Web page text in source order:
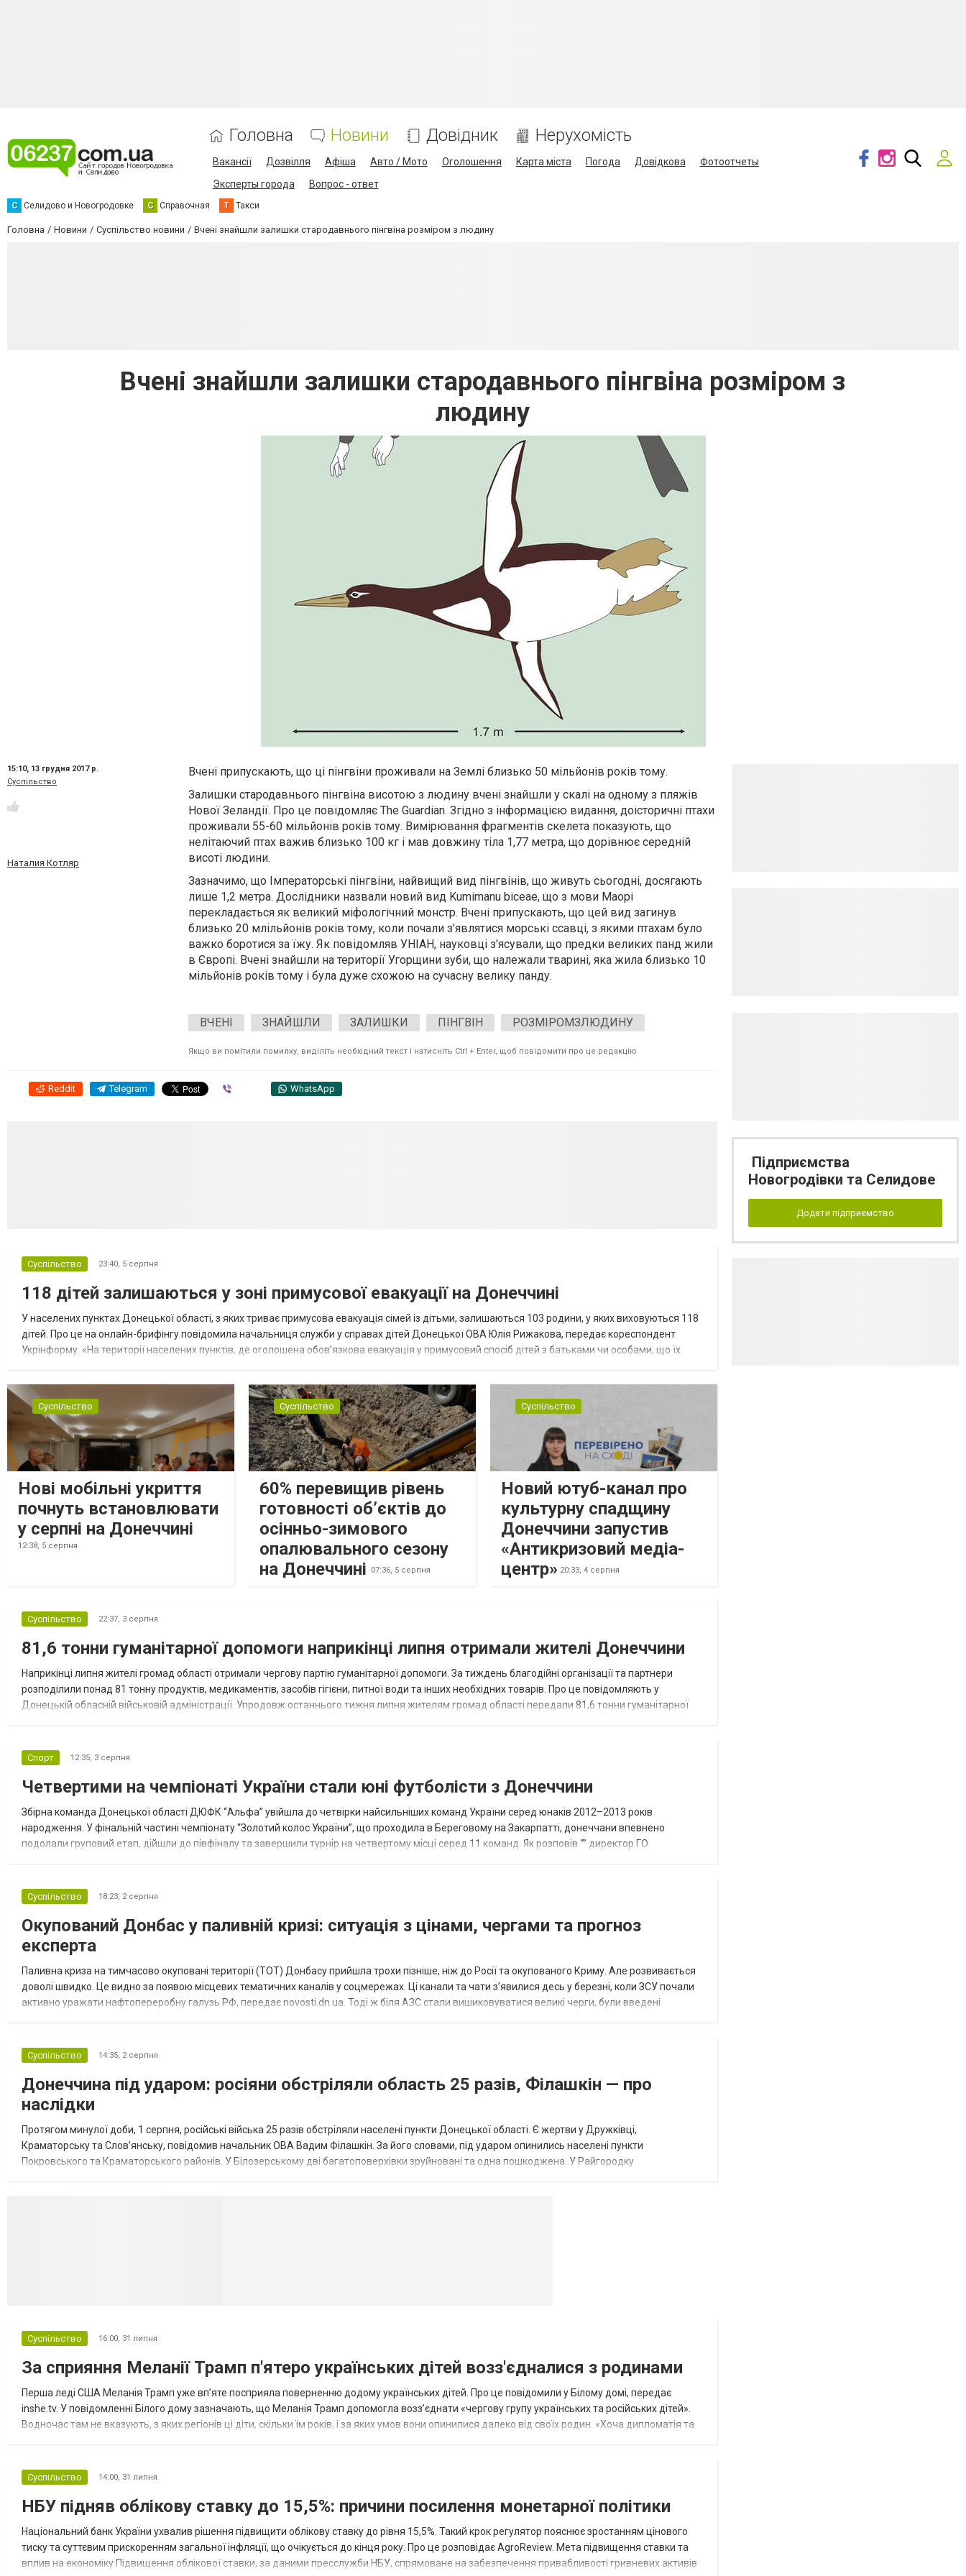
Головна Новини Довідник Нерухомість
Вакансії Дозвілля Афіша Авто / Мото Оголошення Карта міста Погода Довідкова
Фотоотчеты
Эксперты города
Вопрос - ответ
С Селидово и Новогродовке С Справочная Т Такси
Головна Новини Суспільство новини Вчені знайшли залишки стародавнього пінгвіна розміром з людину
Вчені знайшли залишки стародавнього пінгвіна розміром з
людину
15:10, 13 грудня 2017 р.
Суспільство
Наталия Котляр
Вчені припускають, що ці пінгвіни проживали на Землі близько 50 мільйонів років тому.
Залишки стародавнього пінгвіна висотою з людину вчені знайшли у скалі на одному з пляжів
Нової Зеландії. Про це повідомляє The Guardian. Згідно з інформацією видання, доісторичні птахи
проживали 55-60 мільйонів років тому. Вимірювання фрагментів скелета показують, що
нелітаючий птах важив близько 100 кг і мав довжину тіла 1,77 метра, що дорівнює середній
висоті людини.
Зазначимо, що Імператорські пінгвіни, найвищий вид пінгвінів, що живуть сьогодні, досягають
лише 1,2 метра. Дослідники назвали новий вид Kumimanu biceae, що з мови Маорі
перекладається як великий міфологічний монстр. Вчені припускають, що цей вид загинув
близько 20 млільйонів років тому, коли почали з’являтися морські ссавці, з якими птахам було
важко боротися за їжу. Як повідомляв УНІАН, науковці з'ясували, що предки великих панд жили
в Європі. Вчені знайшли на території Угорщини зуби, що належали тварині, яка жила близько 10
мільйонів років тому і була дуже схожою на сучасну велику панду.
ВЧЕНІ ЗНАЙШЛИ ЗАЛИШКИ ПІНГВІН РОЗМІРОМЗЛЮДИНУ
Якщо ви помітили помилку, виділіть необхідний текст і натисніть Ctrl + Enter, щоб повідомити про це редакцію
Reddit Telegram WhatsApp
Суспільство 23:40, 5 серпня
118 дітей залишаються у зоні примусової евакуації на Донеччині
У населених пунктах Донецької області, з яких триває примусова евакуація сімей із дітьми, залишаються 103 родини, у яких виховуються 118
дітей. Про це на онлайн-брифінгу повідомила начальниця служби у справах дітей Донецької ОВА Юлія Рижакова, передає кореспондент
Укрінформу. «На території населених пунктів, де оголошена обов’язкова евакуація у примусовий спосіб дітей з батьками чи особами, що їх
Суспільство
Нові мобільні укриття
почнуть встановлювати
у серпні на Донеччині
12:38, 5 серпня
Суспільство
60% перевищив рівень
готовності об’єктів до
осінньо-зимового
опалювального сезону
на Донеччині
07:36, 5 серпня
Суспільство
Новий ютуб-канал про
культурну спадщину
Донеччини запустив
«Антикризовий медіа-
центр» 20:33, 4 серпня
Суспільство 22:37, 3 серпня
81,6 тонни гуманітарної допомоги наприкінці липня отримали жителі Донеччини
Наприкінці липня жителі громад області отримали чергову партію гуманітарної допомоги. За тиждень благодійні організації та партнери
розподілили понад 81 тонну продуктів, медикаментів, засобів гігієни, питної води та інших необхідних товарів. Про це повідомляють у
Донецькій обласній військовій адміністрації. Упродовж останнього тижня липня жителям громад області передали 81,6 тонни гуманітарної
Спорт 12:35, 3 серпня
Четвертими на чемпіонаті України стали юні футболісти з Донеччини
Збірна команда Донецької області ДЮФК “Альфа” увійшла до четвірки найсильніших команд України серед юнаків 2012–2013 років
народження. У фінальній частині чемпіонату “Золотий колос України”, що проходила в Береговому на Закарпатті, донеччани впевнено
подолали груповий етап, дійшли до півфіналу та завершили турнір на четвертому місці серед 11 команд. Як розповів “” директор ГО
Суспільство 18:23, 2 серпня
Окупований Донбас у паливній кризі: ситуація з цінами, чергами та прогноз
експерта
Паливна криза на тимчасово окуповані території (ТОТ) Донбасу прийшла трохи пізніше, ніж до Росії та окупованого Криму. Але розвивається
доволі швидко. Це видно за появою місцевих тематичних каналів у соцмережах. Ці канали та чати з’явилися десь у березні, коли ЗСУ почали
активно уражати нафтопереробну галузь РФ, передає novosti.dn.ua. Тоді ж біля АЗС стали вишиковуватися великі черги, були введені
Суспільство 14:35, 2 серпня
Донеччина під ударом: росіяни обстріляли область 25 разів, Філашкін — про
наслідки
Протягом минулої доби, 1 серпня, російські війська 25 разів обстріляли населені пункти Донецької області. Є жертви у Дружківці,
Краматорську та Слов’янську, повідомив начальник ОВА Вадим Філашкін. За його словами, під ударом опинились населені пункти
Покровського та Краматорського районів. У Білозерському дві багатоповерхівки зруйновані та одна пошкоджена. У Райгородку
Суспільство 16:00, 31 липня
За сприяння Меланії Трамп п'ятеро українських дітей возз'єдналися з родинами
Перша леді США Меланія Трамп уже впʼяте посприяла поверненню додому українських дітей. Про це повідомили у Білому домі, передає
inshe.tv. У повідомленні Білого дому зазначають, що Меланія Трамп допомогла возз’єднати «чергову групу українських та російських дітей».
Водночас там не вказують, з яких регіонів ці діти, скільки їм років, і за яких умов вони опинилися далеко від своїх родин. «Хоча дипломатія та
Суспільство 14:00, 31 липня
НБУ підняв облікову ставку до 15,5%: причини посилення монетарної політики
Національний банк України ухвалив рішення підвищити облікову ставку до рівня 15,5%. Такий крок регулятор пояснює зростанням цінового
тиску та суттєвим прискоренням загальної інфляції, що очікується до кінця року. Про це розповідає AgroReview. Мета підвищення ставки та
вплив на економіку Підвищення облікової ставки, за даними пресслужби НБУ, спрямоване на забезпечення привабливості гривневих активів
Підприємства
Новогродівки та Селидове
Додати підприємство